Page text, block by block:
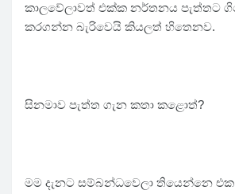
කාලවේලාවත් එක්ක නර්තනය පැත්තට
කරගන්න බැරිවෙයි කියලත් හිතෙනව.
සිනමාව පැත්ත ගැන කතා කළොත්?
මම දැනට සම්බන්ධවෙලා තියෙන්නෙ එක